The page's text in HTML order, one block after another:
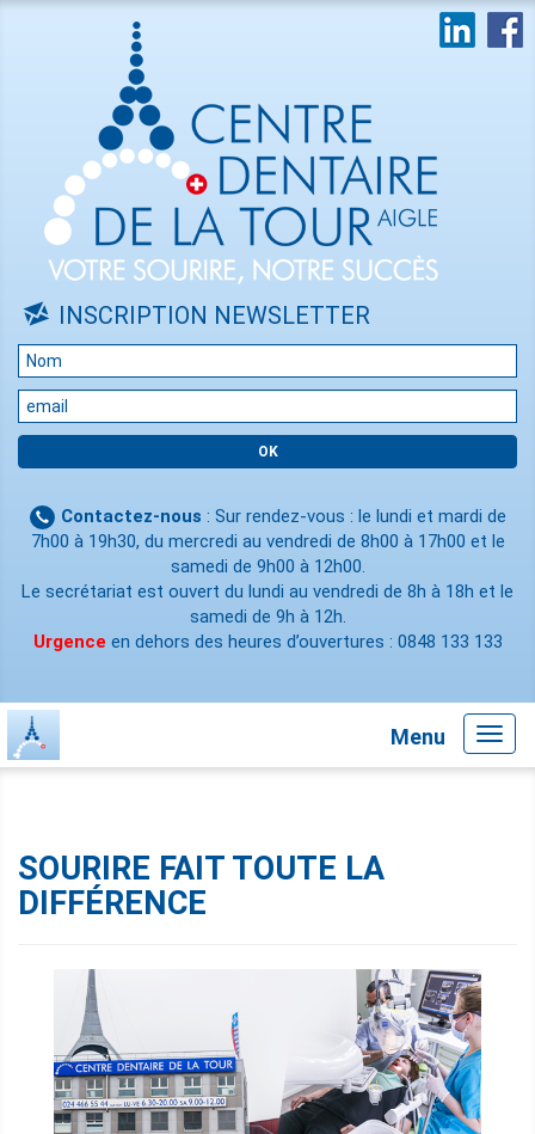
INSCRIPTION NEWSLETTER
Contactez-nous : Sur rendez-vous : le lundi et mardi de
7h00 à 19h30, du mercredi au vendredi de 8h00 à 17h00 et le
samedi de 9h00 à 12h00.
Le secrétariat est ouvert du lundi au vendredi de 8h à 18h et le
samedi de 9h à 12h.
Urgence en dehors des heures d’ouvertures : 0848 133 133
Menu
SOURIRE FAIT TOUTE LA
DIFFÉRENCE